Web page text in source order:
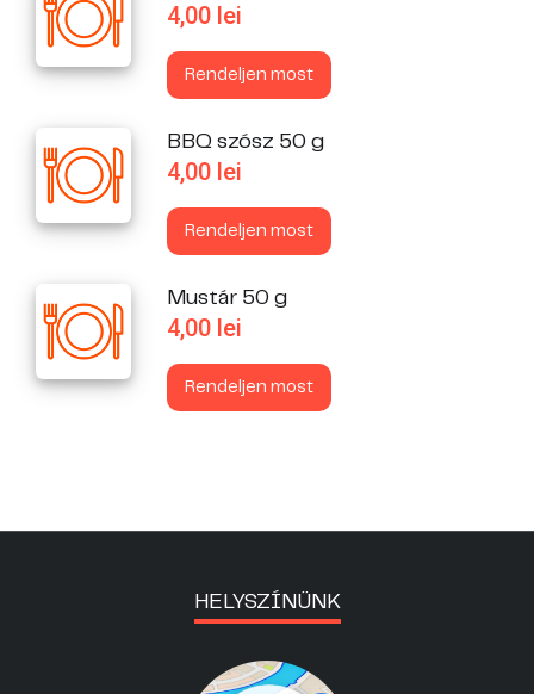
4,00 lei
Rendeljen most
BBQ szósz 50 g
4,00 lei
Rendeljen most
Mustár 50 g
4,00 lei
Rendeljen most
HELYSZÍNÜNK